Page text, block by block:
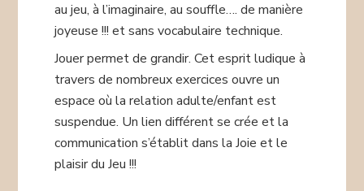
au jeu, à l’imaginaire, au souffle…. de manière
joyeuse !!! et sans vocabulaire technique.
Jouer permet de grandir. Cet esprit ludique à
travers de nombreux exercices ouvre un
espace où la relation adulte/enfant est
suspendue. Un lien différent se crée et la
communication s’établit dans la Joie et le
plaisir du Jeu !!!